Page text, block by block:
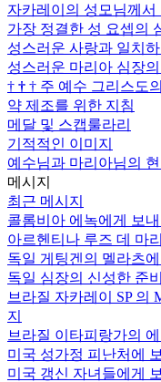
자카레이의 성모님께서
가장 정결한 성 요셉의
성스러운 사랑과 일치
성스러운 마리아 심장
† † † 주 예수 그리스도
약 제조를 위한 지침
메달 및 스캡룰라리
기적적인 이미지
예수님과 마리아님의 현
메시지
최근 메시지
콜롬비아 에녹에게 보
아르헨티나 루즈 데 마
독일 게팅겐의 멜라츠
독일 심장의 신성한 준
브라질 자카레이 SP 의
지
브라질 이타피랑가의 에
미국 성가정 피난처에
미국 갱신 자녀들에게